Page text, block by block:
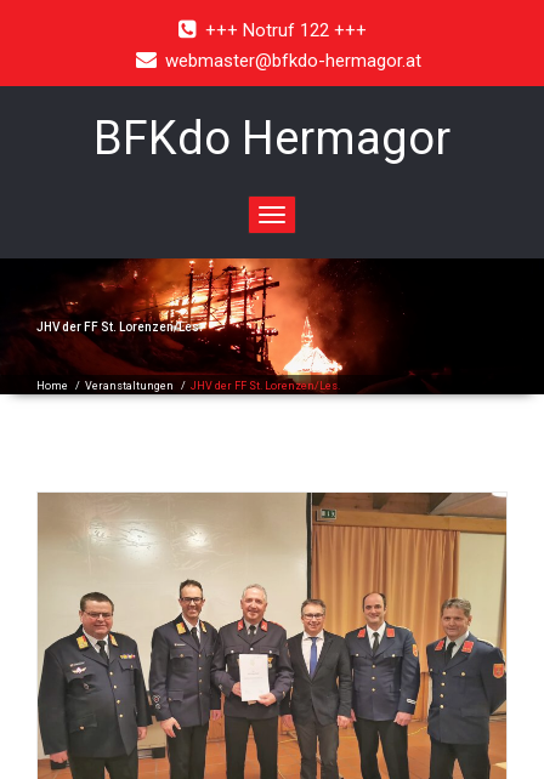
+++ Notruf 122 +++
webmaster@bfkdo-hermagor.at
BFKdo Hermagor
Toggle
navigation
JHV der FF St. Lorenzen/Les.
Home / Veranstaltungen / JHV der FF St. Lorenzen/Les.